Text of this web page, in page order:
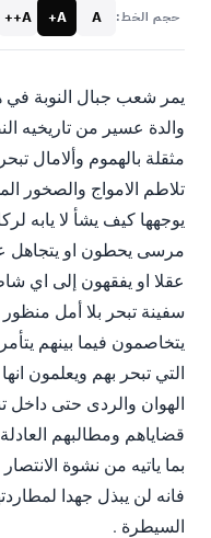
حجم الخط: A
A+
A++
يمر شعب جبال النوبة في
والدة عسير من تاريخيه
مثقلة بالهموم وألامال
تلاطم الامواج والصخور
يوجهها كيف يشأ لا يابه
مرسى يحطون او يتجاهل
عقلا او يفقهون إلى اي
سفينة تبحر بلا أمل
يتخاصمون فيما بينهم
التي تبحر بهم ويعلمون
الهوان والردى حتى داخل
قضاياهم ومطالبهم
بما ياتيه من نشوة
فانه لن يبذل جهدا
السيطرة .